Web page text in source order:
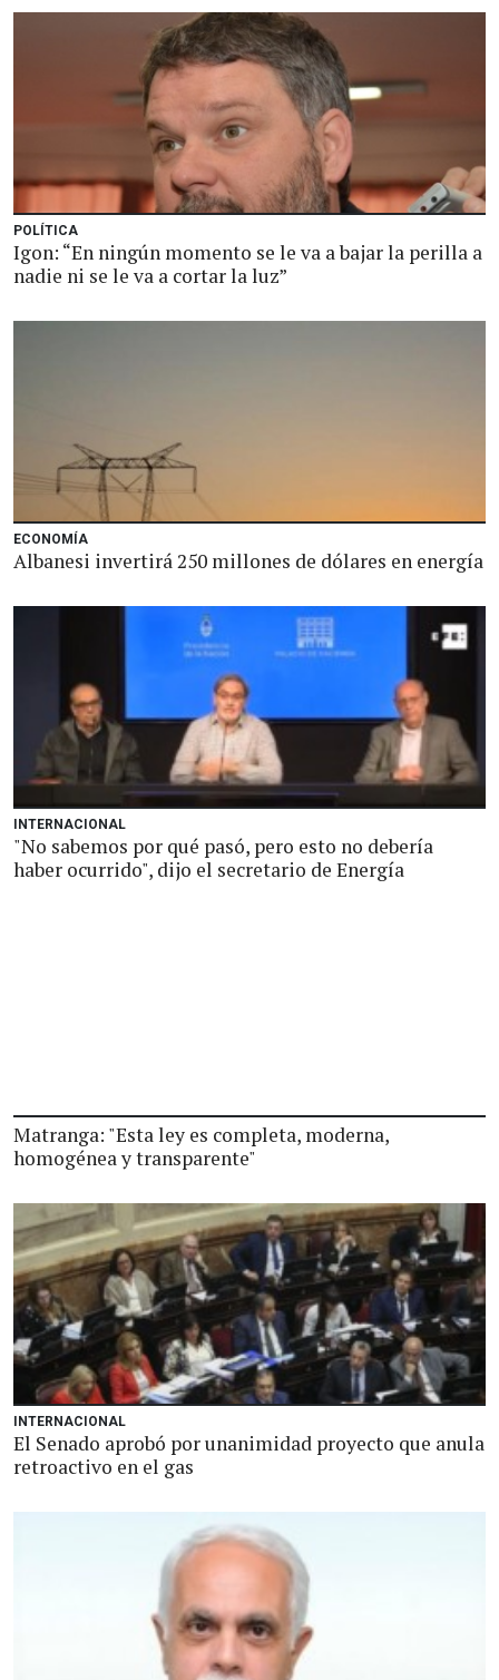
POLÍTICA
Igon: “En ningún momento se le va a bajar la perilla a
nadie ni se le va a cortar la luz”
ECONOMÍA
Albanesi invertirá 250 millones de dólares en energía
INTERNACIONAL
"No sabemos por qué pasó, pero esto no debería
haber ocurrido", dijo el secretario de Energía
Matranga: "Esta ley es completa, moderna,
homogénea y transparente"
INTERNACIONAL
El Senado aprobó por unanimidad proyecto que anula
retroactivo en el gas